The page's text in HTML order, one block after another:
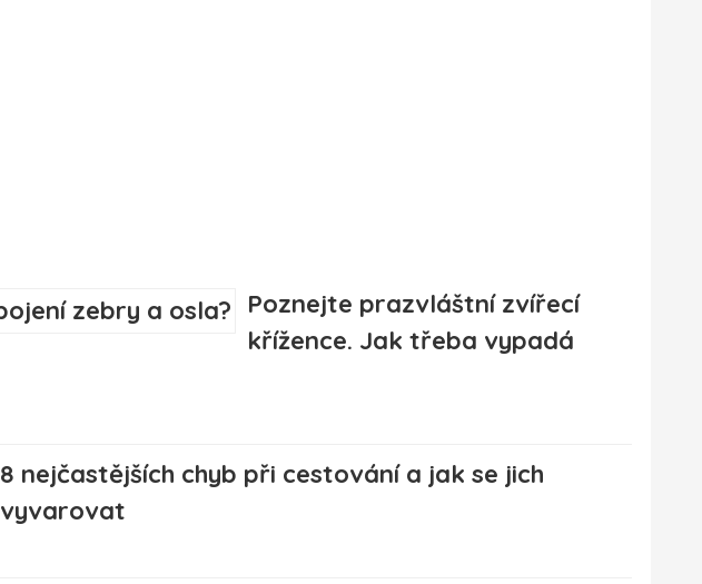
Poznejte prazvláštní zvířecí
křížence. Jak třeba vypadá
8 nejčastějších chyb při cestování a jak se jich
vyvarovat